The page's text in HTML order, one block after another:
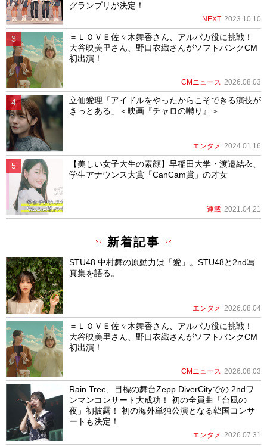
グランプリが決定！
NEXT 2023.10.10
＝ＬＯＶＥ佐々木舞香さん、アルパカ役に挑戦！
大谷映美里さん、野口衣織さんがソフトバンクCM
初出演！
CMニュース 2026.08.03
立仙愛理「アイドルをやったからこそできる演技が
きっとある」＜映画『チャロの囀り』＞
エンタメ 2024.01.16
【美しい女子大生の素顔】早稲田大学・渡邉結衣、
学生アナウンス大賞「CanCam賞」の才女
連載 2021.04.21
新着記事
STU48 中村舞の原動力は「愛」。STU48と2nd写
真集を語る。
エンタメ 2026.08.04
＝ＬＯＶＥ佐々木舞香さん、アルパカ役に挑戦！
大谷映美里さん、野口衣織さんがソフトバンクCM
初出演！
CMニュース 2026.08.03
Rain Tree、目標の舞台Zepp DiverCityでの 2ndワ
ンマンコンサート大成功！ 初の全員曲「台風の
夜」初披露！ 初の海外単独公演となる韓国コンサ
ートも決定！
エンタメ 2026.07.31